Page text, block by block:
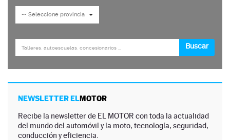
NEWSLETTER ELMOTOR
Recibe la newsletter de EL MOTOR con toda la actualidad
del mundo del automóvil y la moto, tecnología, seguridad,
conducción y eficiencia.